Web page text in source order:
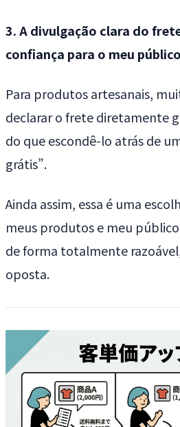
3. A divulgação clara do
confiança para o meu público
Para produtos artesanais,
declarar o frete diretamente
do que escondê-lo atrás de
grátis”.
Ainda assim, essa é uma
meus produtos e meu
de forma totalmente
oposta.